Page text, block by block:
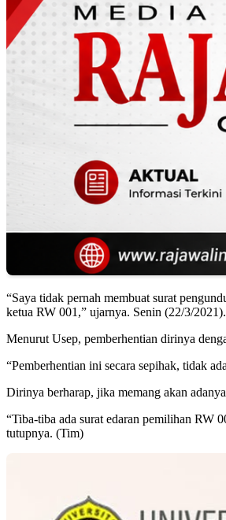
“Saya tidak pernah membuat surat
ketua RW 001,” ujarnya. Senin (22/3/2021).
Menurut Usep, pemberhentian dirinya
“Pemberhentian ini secara sepihak, tidak
Dirinya berharap, jika memang akan
“Tiba-tiba ada surat edaran pemilihan RW
tutupnya. (Tim)